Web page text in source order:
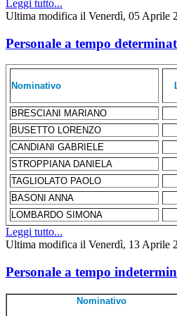
Leggi tutto...
Ultima modifica il Venerdì, 05 Aprile
Personale a tempo
Nominativo
BRESCIANI MARIANO
BUSETTO LORENZO
CANDIANI GABRIELE
STROPPIANA DANIELA
TAGLIOLATO PAOLO
BASONI ANNA
LOMBARDO SIMONA
Leggi tutto...
Ultima modifica il Venerdì, 13 Aprile
Personale a tempo
Nominativo